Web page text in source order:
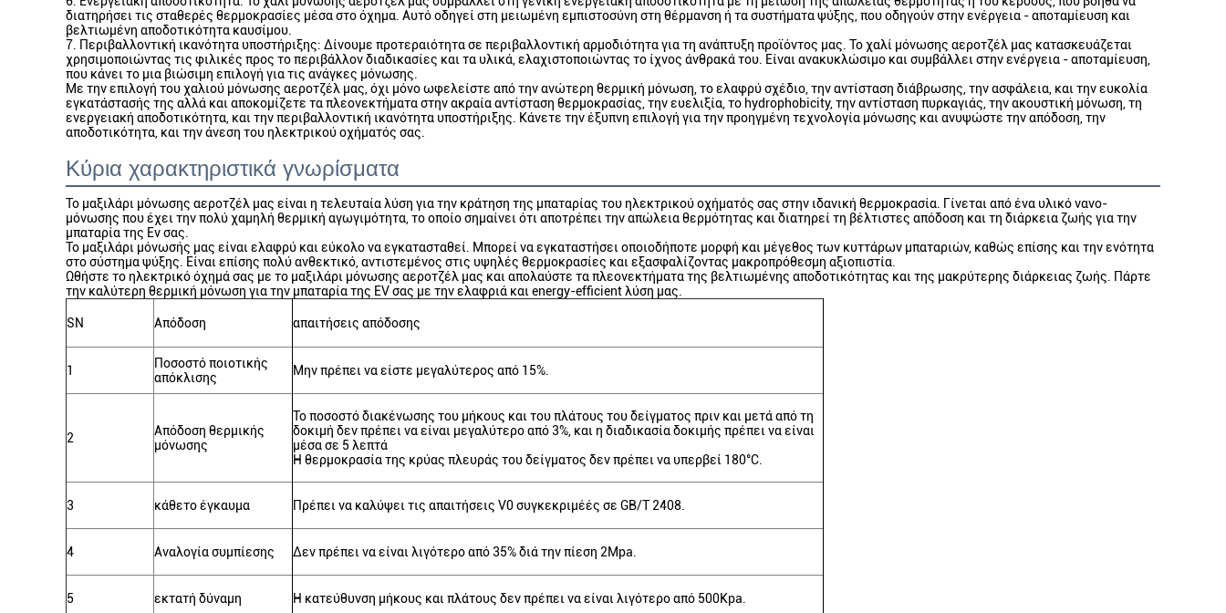
διατηρήσει τις σταθερές θερμοκρασίες μέσα στο όχημα. Αυτό οδηγεί στη μειωμένη εμπιστοσύνη στη θέρμανση ή τα συστήματα ψύξης, που οδηγούν στην ενέργεια - αποταμίευση και
βελτιωμένη αποδοτικότητα καυσίμου.
7. Περιβαλλοντική ικανότητα υποστήριξης: Δίνουμε προτεραιότητα σε περιβαλλοντική αρμοδιότητα για τη ανάπτυξη προϊόντος μας. Το χαλί μόνωσης αεροτζέλ μας κατασκευάζεται
χρησιμοποιώντας τις φιλικές προς το περιβάλλον διαδικασίες και τα υλικά, ελαχιστοποιώντας το ίχνος άνθρακά του. Είναι ανακυκλώσιμο και συμβάλλει στην ενέργεια - αποταμίευση,
που κάνει το μια βιώσιμη επιλογή για τις ανάγκες μόνωσης.
Με την επιλογή του χαλιού μόνωσης αεροτζέλ μας, όχι μόνο ωφελείστε από την ανώτερη θερμική μόνωση, το ελαφρύ σχέδιο, την αντίσταση διάβρωσης, την ασφάλεια, και την ευκολία
εγκατάστασής της αλλά και αποκομίζετε τα πλεονεκτήματα στην ακραία αντίσταση θερμοκρασίας, την ευελιξία, το hydrophobicity, την αντίσταση πυρκαγιάς, την ακουστική μόνωση, τη
ενεργειακή αποδοτικότητα, και την περιβαλλοντική ικανότητα υποστήριξης. Κάνετε την έξυπνη επιλογή για την προηγμένη τεχνολογία μόνωσης και ανυψώστε την απόδοση, την
αποδοτικότητα, και την άνεση του ηλεκτρικού οχήματός σας.
Κύρια χαρακτηριστικά γνωρίσματα
Το μαξιλάρι μόνωσης αεροτζέλ μας είναι η τελευταία λύση για την κράτηση της μπαταρίας του ηλεκτρικού οχήματός σας στην ιδανική θερμοκρασία. Γίνεται από ένα υλικό νανο-
μόνωσης που έχει την πολύ χαμηλή θερμική αγωγιμότητα, το οποίο σημαίνει ότι αποτρέπει την απώλεια θερμότητας και διατηρεί τη βέλτιστες απόδοση και τη διάρκεια ζωής για την
μπαταρία της Ev σας.
Το μαξιλάρι μόνωσής μας είναι ελαφρύ και εύκολο να εγκατασταθεί. Μπορεί να εγκαταστήσει οποιοδήποτε μορφή και μέγεθος των κυττάρων μπαταριών, καθώς επίσης και την ενότητα
στο σύστημα ψύξης. Είναι επίσης πολύ ανθεκτικό, αντιστεμένος στις υψηλές θερμοκρασίες και εξασφαλίζοντας μακροπρόθεσμη αξιοπιστία.
Ωθήστε το ηλεκτρικό όχημά σας με το μαξιλάρι μόνωσης αεροτζέλ μας και απολαύστε τα πλεονεκτήματα της βελτιωμένης αποδοτικότητας και της μακρύτερης διάρκειας ζωής. Πάρτε
την καλύτερη θερμική μόνωση για την μπαταρία της EV σας με την ελαφριά και energy-efficient λύση μας.
SN Απόδοση απαιτήσεις απόδοσης
1
Ποσοστό ποιοτικής
απόκλισης
Μην πρέπει να είστε μεγαλύτερος από 15%.
2
Απόδοση θερμικής
μόνωσης
Το ποσοστό διακένωσης του μήκους και του πλάτους του δείγματος πριν και μετά από τη
δοκιμή δεν πρέπει να είναι μεγαλύτερο από 3%, και η διαδικασία δοκιμής πρέπει να είναι
μέσα σε 5 λεπτά
Η θερμοκρασία της κρύας πλευράς του δείγματος δεν πρέπει να υπερβεί 180°C.
3 κάθετο έγκαυμα Πρέπει να καλύψει τις απαιτήσεις V0 συγκεκριμέές σε GB/T 2408.
4 Αναλογία συμπίεσης Δεν πρέπει να είναι λιγότερο από 35% διά την πίεση 2Mpa.
5 εκτατή δύναμη Η κατεύθυνση μήκους και πλάτους δεν πρέπει να είναι λιγότερο από 500Kpa.